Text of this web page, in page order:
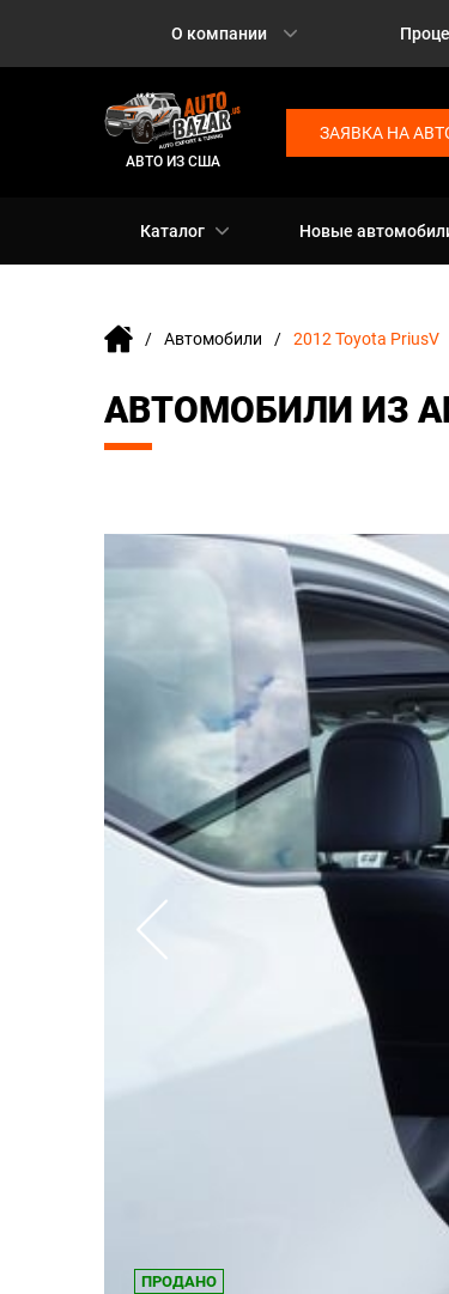
О компании
АВТО ИЗ США
ЗАЯВКА НА
Каталог Новые
Автомобили 2012 Toyota PriusV
АВТОМОБИЛИ ИЗ
ПРОДАНО